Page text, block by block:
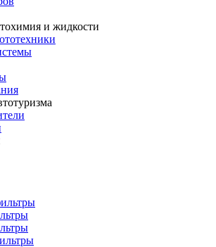
и жидкости